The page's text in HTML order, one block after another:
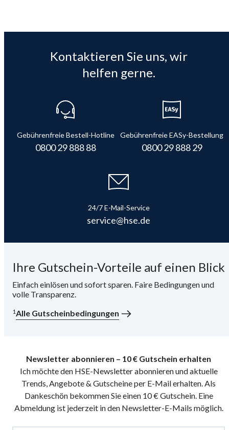
Kontaktieren Sie uns, wir
helfen gerne.
Gebührenfreie Bestell-Hotline
0800 29 888 88
Gebührenfreie EASy-Bestellung
0800 29 888 29
24/7 E-Mail-Service
service@hse.de
Ihre Gutschein-Vorteile auf einen Blick
Einfach einlösen und sofort sparen. Faire Bedingungen und
volle Transparenz.
1Alle Gutscheinbedingungen
Newsletter abonnieren – 10 € Gutschein erhalten
Ich möchte den HSE-Newsletter abonnieren und aktuelle
Trends, Angebote & Gutscheine per E-Mail erhalten. Als
Dankeschön bekommen Sie einen 10 € Gutschein. Eine
Abmeldung ist jederzeit in den Newsletter-E-Mails möglich.